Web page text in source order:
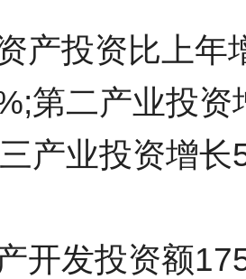
产投资比上年
第二产业投
产业投资增长
开发投资额